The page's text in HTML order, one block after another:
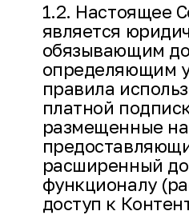
1.2. Настоящее
является
обязывающим
определяющим
правила
платной
размещенные
расширенный
функционалу
доступ к